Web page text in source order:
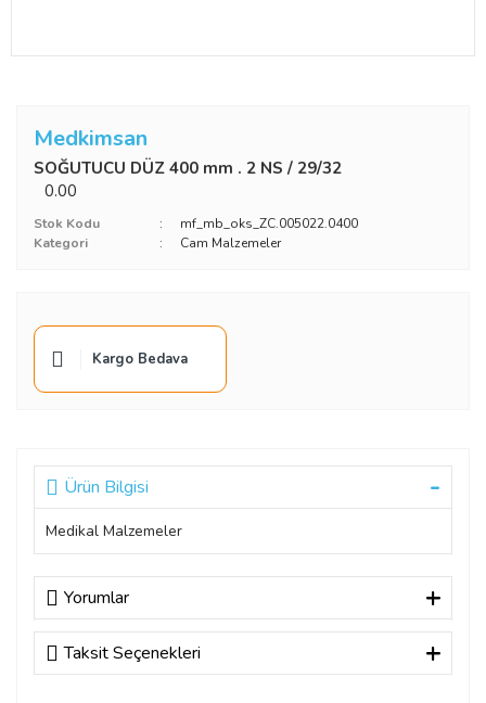
Medkimsan
SOĞUTUCU DÜZ 400 mm . 2 NS / 29/32
0.00
Stok Kodu
mf_mb_oks_ZC.005022.0400
Kategori
Cam Malzemeler
Kargo Bedava
Ürün Bilgisi
Medikal Malzemeler
Yorumlar
Bu ürüne ilk yorumu siz yapın!
Taksit Seçenekleri